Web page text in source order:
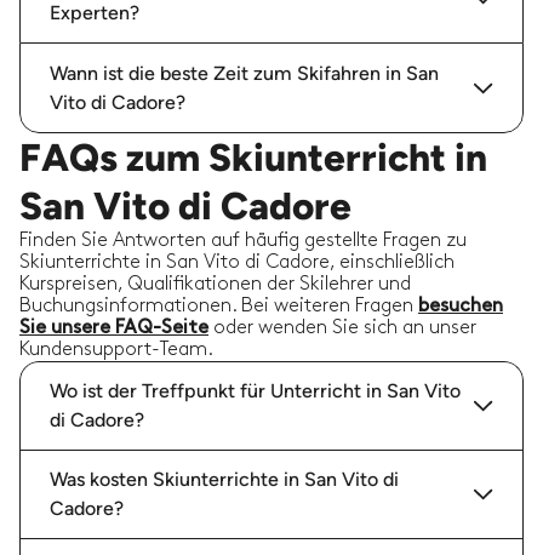
Experten?
Wann ist die beste Zeit zum Skifahren in San
Vito di Cadore?
FAQs zum Skiunterricht in
San Vito di Cadore
Finden Sie Antworten auf häufig gestellte Fragen zu
Skiunterrichte in San Vito di Cadore, einschließlich
Kurspreisen, Qualifikationen der Skilehrer und
Buchungsinformationen. Bei weiteren Fragen besuchen
Sie unsere FAQ-Seiteoder wenden Sie sich an unser
Kundensupport-Team.
Wo ist der Treffpunkt für Unterricht in San Vito
di Cadore?
Was kosten Skiunterrichte in San Vito di
Cadore?